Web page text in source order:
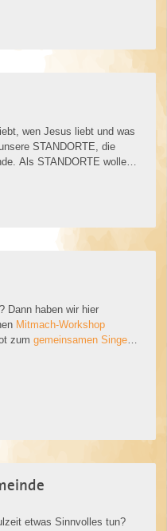
wen Jesus liebt und was
STANDORTE, die
Als STANDORTE wollen
Dann haben wir hier
Mitmach-Workshop
zumgemeinsamen Singen,
etwas Sinnvolles tun?